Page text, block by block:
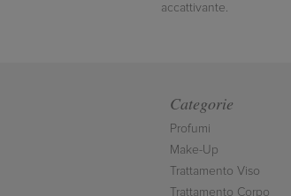
accattivante.
Categorie
Profumi
Make-Up
Trattamento Viso
Trattamento Corpo